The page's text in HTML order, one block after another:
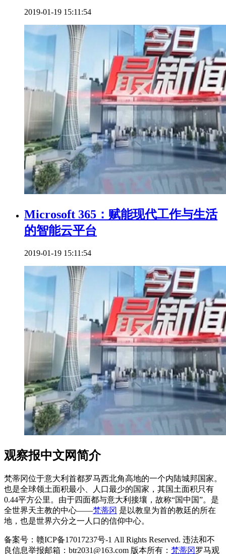
2019-01-19 15:11:54
Microsoft 365：赋能现代工作与生活
的智能云平台
2019-01-19 15:11:54
观察报中文网简介
梵蒂冈位于意大利首都罗马西北角高地的一个内陆城邦国家。
也是全球领土面积最小、人口最少的国家，其国土面积只有
0.44平方公里。由于四面都与意大利接壤，故称“国中国”。是
全世界天主教的中心——梵蒂冈 是以教皇为首的教廷的所在
地，也是世界六分之一人口的信仰中心。
备案号：赣ICP备17017237号-1 All Rights Reserved. 违法和不
良信息举报邮箱：btr2031@163.com 版本所有： 梵蒂冈 罗马观